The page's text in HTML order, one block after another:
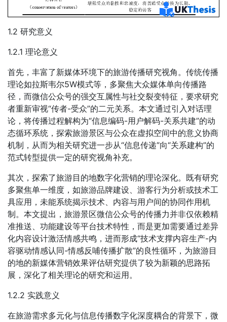
1.2 研究意义
1.2.1 理论意义
首先，丰富了新媒体环境下的旅游传播研究视角。传统传播
理论如拉斯韦尔5W模式等，多聚焦大众媒体单向传播路
径，而微信公众号的强交互属性与社交裂变特征，要求研究
者重新审视“传者-受众”的二元关系。本文通过引入对话理
论，将传播过程解构为“信息编码-用户解码-关系共建”的动
态循环系统，探索旅游景区与公众在虚拟空间中的意义协商
机制，从而为相关研究进一步从“信息传递”向“关系建构”的
范式转型提供一定的研究视角补充。
其次，探索了旅游目的地数字化营销的理论深化。既有研究
多聚焦单一维度，如旅游品牌建设、游客行为分析或技术工
具应用，未能系统揭示技术、内容与用户间的协同作用机
制。本文提出，旅游景区微信公众号的传播力并非仅依赖精
准推送、功能建设等平台技术特性，而是更加需要通过差异
化内容设计激活情感共鸣，进而形成“技术支撑内容生产-内
容驱动情感认同-情感反哺传播扩散”的良性循环，为旅游目
的地的新媒体营销效果评估研究提供了较为新颖的思路拓
展，深化了相关理论的研究和运用。
1.2.2 实践意义
在旅游需求多元化与信息传播数字化深度耦合的背景下，微